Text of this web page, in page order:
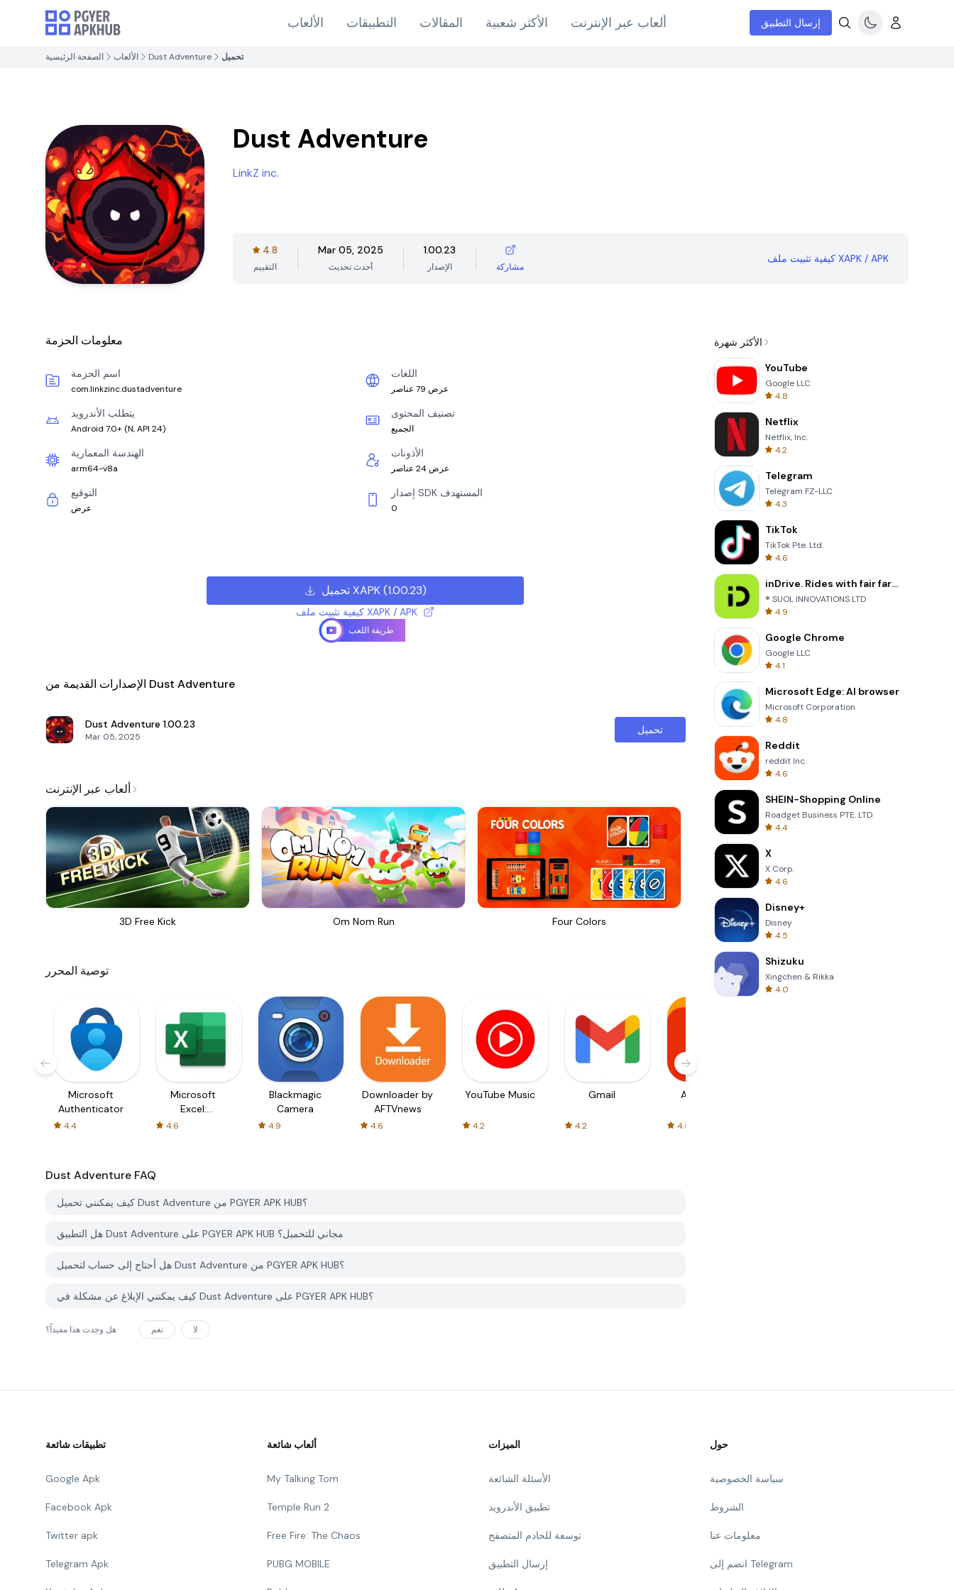
الألعاب التطبيقات المقالات الأكثر شعبية ألعاب عبر الإنترنت إرسال التطبيق
الصفحة الرئيسية الألعاب Dust Adventure تحميل
Dust Adventure
LinkZ inc.
4.8
التقييم
Mar 05, 2025
أحدث تحديث
1.00.23
الإصدار مشاركة
كيفية تثبيت ملف XAPK / APK
معلومات الحزمة
اسم الحزمة
com.linkzinc.dustadventure
اللغات
عرض 79 عناصر
يتطلب الأندرويد
Android 7.0+ (N, API 24)
تصنيف المحتوى
الجميع
الهندسة المعمارية
arm64-v8a
الأذونات
عرض 24 عناصر
التوقيع
عرض
إصدار SDK المستهدف
0
تحميل XAPK(1.00.23)
كيفية تثبيت ملف XAPK / APK
طريقة اللعب
الإصدارات القديمة من Dust Adventure
Dust Adventure 1.00.23
Mar 05, 2025
تحميل
ألعاب عبر الإنترنت
3D Free Kick Om Nom Run Four Colors Cannon Balls 3D
توصية المحرر
Microsoft
Authenticator
4.4
Microsoft
Excel:
Spreadsheets
4.6
Blackmagic
Camera
4.9
Downloader by
AFTVnews
4.6
YouTube Music
4.2
Gmail
4.2
AliExpress
4.5
Dust Adventure FAQ
كيف يمكنني تحميل Dust Adventure من PGYER APK HUB؟
هل التطبيق Dust Adventure على PGYER APK HUB مجاني للتحميل؟
هل أحتاج إلى حساب لتحميل Dust Adventure من PGYER APK HUB؟
كيف يمكنني الإبلاغ عن مشكلة في Dust Adventure على PGYER APK HUB؟
هل وجدت هذا مفيداً؟ نعم لا
الأكثر شهرة
YouTube
Google LLC
4.8
Netflix
Netflix, Inc.
4.2
Telegram
Telegram FZ-LLC
4.3
TikTok
TikTok Pte. Ltd.
4.6
inDrive. Rides with fair fares
® SUOL INNOVATIONS LTD
4.9
Google Chrome
Google LLC
4.1
Microsoft Edge: AI browser
Microsoft Corporation
4.8
Reddit
reddit Inc.
4.6
SHEIN-Shopping Online
Roadget Business PTE. LTD.
4.4
X
X Corp.
4.6
Disney+
Disney
4.5
Shizuku
Xingchen & Rikka
4.0
تطبيقات شائعة
Google Apk
Facebook Apk
Twitter apk
Telegram Apk
ألعاب شائعة
My Talking Tom
Temple Run 2
Free Fire: The Chaos
PUBG MOBILE
الميزات
الأسئلة الشائعة
تطبيق الأندرويد
توسعة للخادم المتصفح
إرسال التطبيق
حول
سياسة الخصوصية
الشروط
معلومات عنا
انضم إلى Telegram